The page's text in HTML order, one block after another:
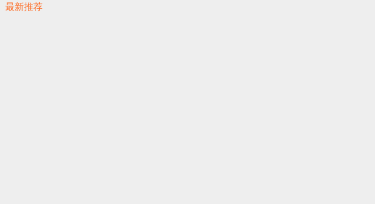
最新推荐